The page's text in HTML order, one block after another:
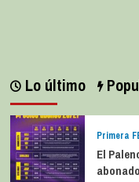
Lo último
Primera
El